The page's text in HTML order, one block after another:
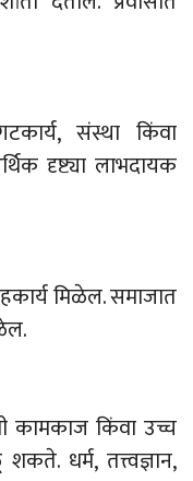
संस्था किंवा
दृष्ट्या लाभदायक
मिळेल. समाजात
कामकाज किंवा उच्च
धर्म, तत्त्वज्ञान,